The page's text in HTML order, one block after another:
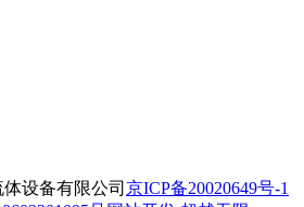
设备有限公司 京ICP备20020649号-1